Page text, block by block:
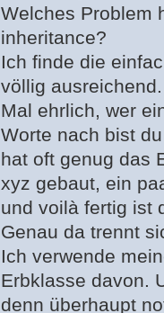
Welches Problem
inheritance?
Ich finde die
völlig ausreichend.
Mal ehrlich, wer
Worte nach bist
hat oft genug das
xyz gebaut, ein
und voilà fertig ist
Genau da trennt
Ich verwende
Erbklasse davon.
denn überhaupt